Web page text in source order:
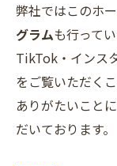
弊社ではこのホ
グラムも行って
TikTok・インス
をご覧いただく
ありがたいこと
だいております。